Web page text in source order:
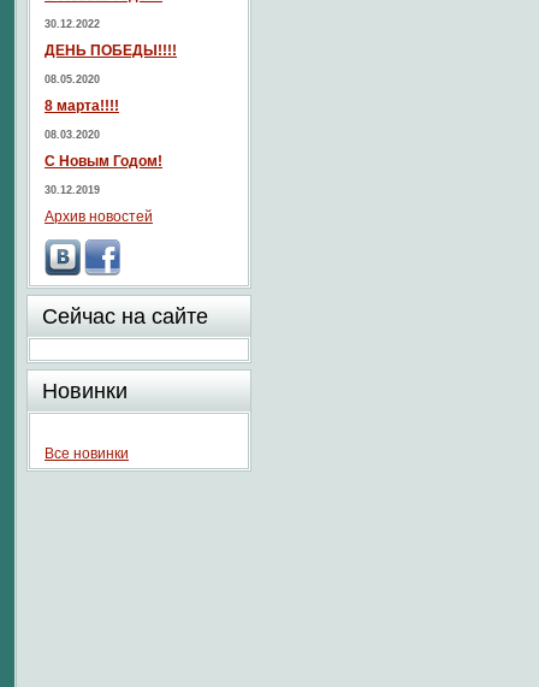
30.12.2022
ДЕНЬ ПОБЕДЫ!!!!
08.05.2020
8 марта!!!!
08.03.2020
С Новым Годом!
30.12.2019
Архив новостей
Сейчас на сайте
Новинки
Все новинки